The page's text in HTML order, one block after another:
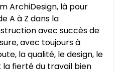
ArchiDesign, là pour
A à Z dans la
avec succès de
avec toujours à
la qualité, le design, le
fierté du travail bien